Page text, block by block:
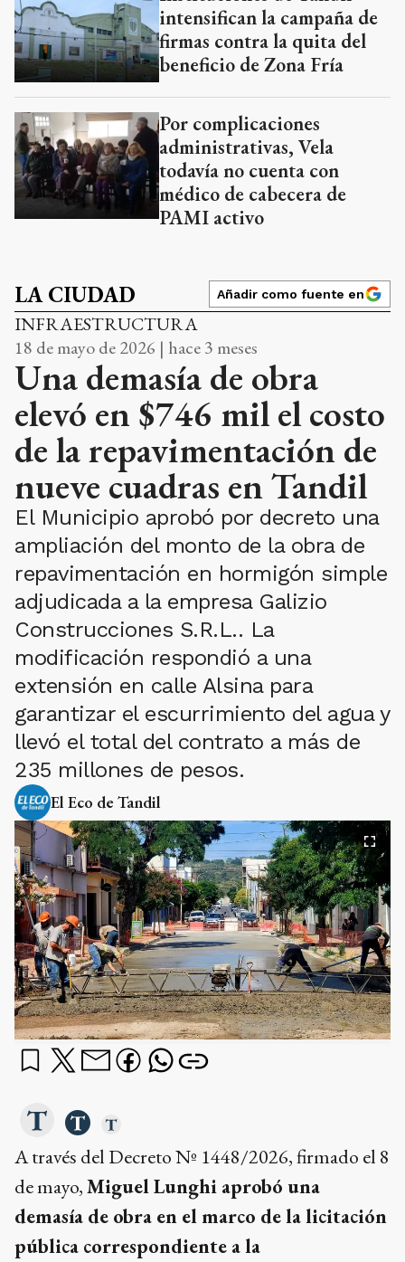
intensifican la campaña de
firmas contra la quita del
beneficio de Zona Fría
Por complicaciones
administrativas, Vela
todavía no cuenta con
médico de cabecera de
PAMI activo
LA CIUDAD Añadir como fuente en
INFRAESTRUCTURA
18 de mayo de 2026 | hace 3 meses
Una demasía de obra
elevó en $746 mil el costo
de la repavimentación de
nueve cuadras en Tandil
El Municipio aprobó por decreto una
ampliación del monto de la obra de
repavimentación en hormigón simple
adjudicada a la empresa Galizio
Construcciones S.R.L.. La
modificación respondió a una
extensión en calle Alsina para
garantizar el escurrimiento del agua y
llevó el total del contrato a más de
235 millones de pesos.
El Eco de Tandil
A través del Decreto Nº 1448/2026, firmado el 8
de mayo,Miguel Lunghi aprobó una
demasía de obra en el marco de la licitación
pública correspondiente a la